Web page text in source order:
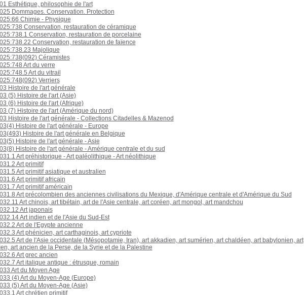
Esthétique, philosophie de l'art
Dommages. Conservation. Protection
Chimie - Physique
Conservation, restauration de céramique
Conservation, restauration de porcelaine
Conservation, restauration de faïence
Majolique
Céramistes
Art du verre
Art du vitrail
Verriers
Histoire de l'art générale
(5) Histoire de l'art (Asie)
(6) Histoire de l'art (Afrique)
(7) Histoire de l'art (Amérique du nord)
Histoire de l'art générale - Collections Citadelles & Mazenod
Histoire de l'art générale - Europe
Histoire de l'art générale en Belgique
Histoire de l'art générale - Asie
Histoire de l'art générale - Amérique centrale et du sud
Art préhistorique - Art paléolithique - Art néolithique
Art primitif
Art primitif asiatique et australien
Art primitif africain
Art primitif américain
Art précolombien des anciennes civilisations du Mexique, d'Amérique centrale et d'Amérique du Sud
Art chinois, art tibétain, art de l'Asie centrale, art coréen, art mongol, art mandchou
Art japonais
Art indien et de l'Asie du Sud-Est
Art de l'Egypte ancienne
Art phénicien, art carthaginois, art cypriote
Art de l'Asie occidentale (Mésopotamie, Iran), art akkadien, art sumérien, art chaldéen, art babylonien, art
art ancien de la Perse, de la Syrie et de la Palestine
Art grec ancien
Art italique antique : étrusque, romain
Art du Moyen Age
(4) Art du Moyen-Age (Europe)
(5) Art du Moyen-Age (Asie)
Art chrétien primitif